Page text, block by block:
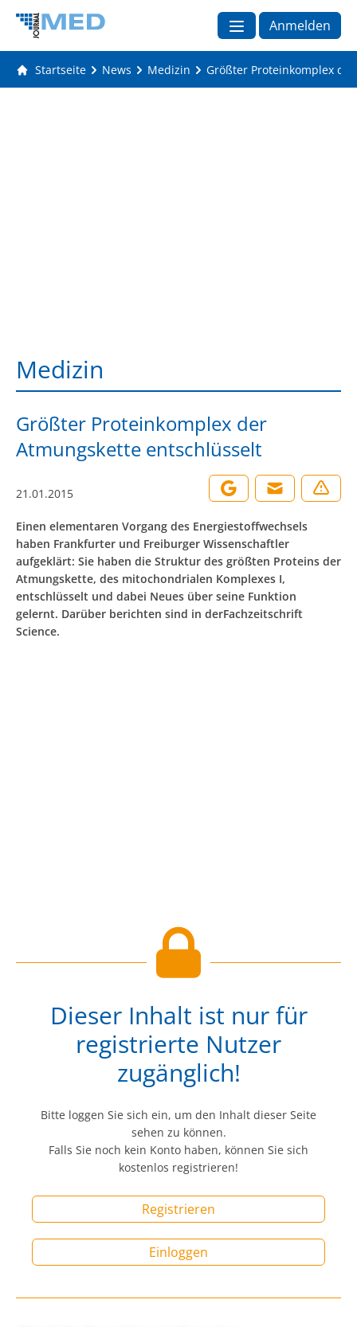
Anmelden
Startseite News Medizin Größter Proteinkomplex
Medizin
Größter Proteinkomplex der
Atmungskette entschlüsselt
21.01.2015
Einen elementaren Vorgang des Energiestoffwechsels
haben Frankfurter und Freiburger Wissenschaftler
aufgeklärt: Sie haben die Struktur des größten Proteins der
Atmungskette, des mitochondrialen Komplexes I,
entschlüsselt und dabei Neues über seine Funktion
gelernt. Darüber berichten sind in derFachzeitschrift
Science.
Dieser Inhalt ist nur für
registrierte Nutzer
zugänglich!
Bitte loggen Sie sich ein, um den Inhalt dieser Seite
sehen zu können.
Falls Sie noch kein Konto haben, können Sie sich
kostenlos registrieren!
Registrieren
Einloggen